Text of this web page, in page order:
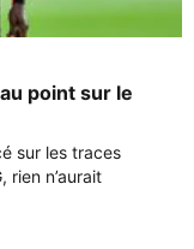
point sur le
sur les traces
rien n’aurait